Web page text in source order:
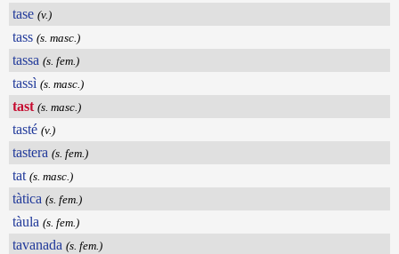
tase (v.)
tass (s. masc.)
tassa (s. fem.)
tassì (s. masc.)
tast (s. masc.)
tasté (v.)
tastera (s. fem.)
tat (s. masc.)
tàtica (s. fem.)
tàula (s. fem.)
tavanada (s. fem.)